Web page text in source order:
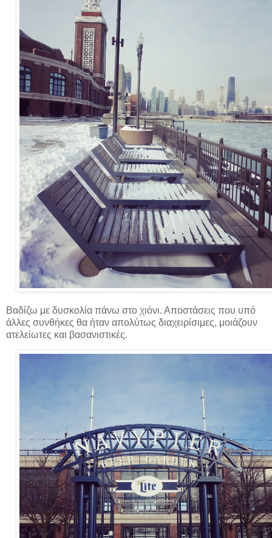
Βαδίζω με δυσκολία πάνω στο χιόνι. Αποστάσεις που υπό
άλλες συνθήκες θα ήταν απολύτως διαχειρίσιμες, μοιάζουν
ατελείωτες και βασανιστικές.